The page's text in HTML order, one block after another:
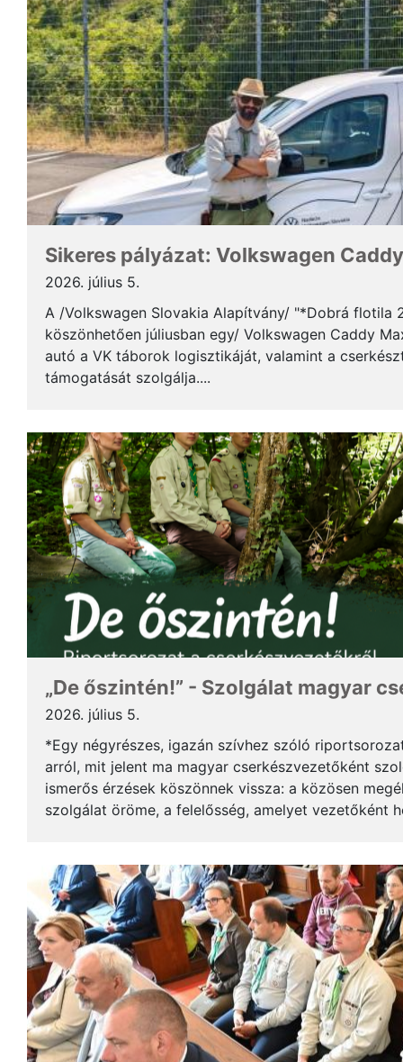
Sikeres pályázat: Volkswagen
2026. július 5.
A /Volkswagen Slovakia Alapítvány/ "*Dobrá flotila
köszönhetően júliusban egy/ Volkswagen Caddy
autó a VK táborok logisztikáját, valamint a
támogatását szolgálja....
„De őszintén!” - Szolgálat magyar
2026. július 5.
*Egy négyrészes, igazán szívhez szóló
arról, mit jelent ma magyar cserkészvezetőként
ismerős érzések köszönnek vissza: a közösen
szolgálat öröme, a felelősség, amelyet vezetőként